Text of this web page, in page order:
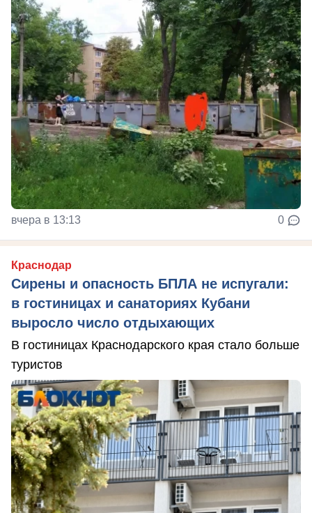
вчера в 13:13 0
Краснодар
Сирены и опасность БПЛА не испугали:
в гостиницах и санаториях Кубани
выросло число отдыхающих
В гостиницах Краснодарского края стало больше
туристов